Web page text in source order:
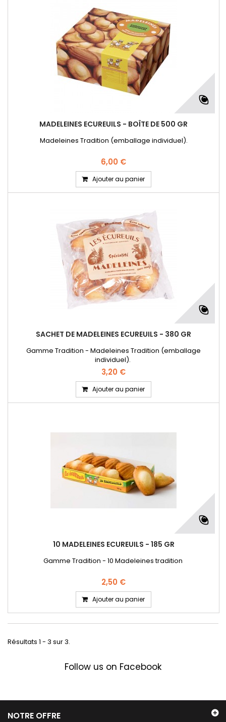
MADELEINES ECUREUILS - BOÎTE DE 500 GR
Madeleines Tradition (emballage individuel).
6,00 €
Ajouter au panier
SACHET DE MADELEINES ECUREUILS - 380 GR
Gamme Tradition - Madeleines Tradition (emballage
individuel).
3,20 €
Ajouter au panier
10 MADELEINES ECUREUILS - 185 GR
Gamme Tradition - 10 Madeleines tradition
2,50 €
Ajouter au panier
Résultats 1 - 3 sur 3.
Follow us on Facebook
NOTRE OFFRE